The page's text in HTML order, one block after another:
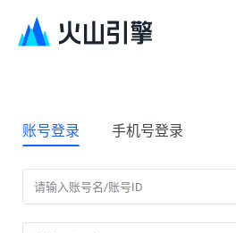
账号登录 手机号登录